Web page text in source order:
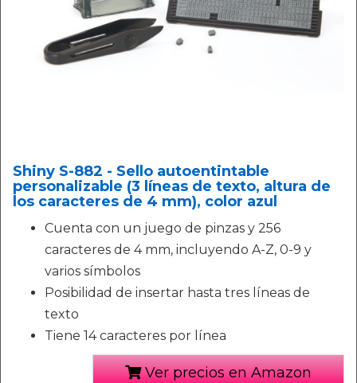
Shiny S-882 - Sello autoentintable
personalizable (3 líneas de texto, altura de
los caracteres de 4 mm), color azul
Cuenta con un juego de pinzas y 256
caracteres de 4 mm, incluyendo A-Z, 0-9 y
varios símbolos
Posibilidad de insertar hasta tres líneas de
texto
Tiene 14 caracteres por línea
Ver precios en Amazon